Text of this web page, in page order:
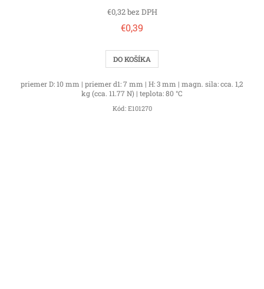
€0,32 bez DPH
€0,39
DO KOŠÍKA
priemer D: 10 mm | priemer d1: 7 mm | H: 3 mm | magn. sila: cca. 1,2
kg (cca. 11.77 N) | teplota: 80 °C
Kód: E101270